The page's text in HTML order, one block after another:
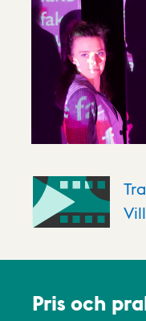
Pris och